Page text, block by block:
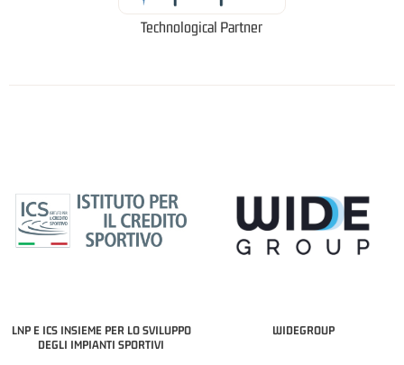
Technological Partner
LNP E ICS INSIEME PER LO SVILUPPO
DEGLI IMPIANTI SPORTIVI
WIDEGROUP